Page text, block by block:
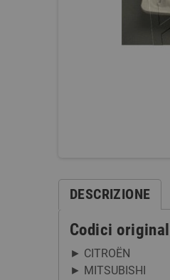
DESCRIZIONE
Codici
CITROËN
MITSUBISHI